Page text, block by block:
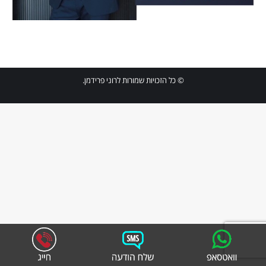
© כל הזכויות שמורות לרוני פרידמן.